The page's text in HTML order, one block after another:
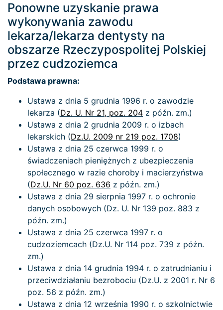
Ponowne uzyskanie prawa
wykonywania zawodu
lekarza/lekarza dentysty na
obszarze Rzeczypospolitej Polskiej
przez cudzoziemca
Podstawa prawna:
Ustawa z dnia 5 grudnia 1996 r. o zawodzie
lekarza (Dz. U. Nr 21, poz. 204 z późn. zm.)
Ustawa z dnia 2 grudnia 2009 r. o izbach
lekarskich (Dz.U. 2009 nr 219 poz. 1708)
Ustawa z dnia 25 czerwca 1999 r. o
świadczeniach pieniężnych z ubezpieczenia
społecznego w razie choroby i macierzyństwa
(Dz.U. Nr 60 poz. 636 z późn. zm.)
Ustawa z dnia 29 sierpnia 1997 r. o ochronie
danych osobowych (Dz. U. Nr 139 poz. 883 z
późn. zm.)
Ustawa z dnia 25 czerwca 1997 r. o
cudzoziemcach (Dz.U. Nr 114 poz. 739 z późn.
zm.)
Ustawa z dnia 14 grudnia 1994 r. o zatrudnianiu i
przeciwdziałaniu bezrobociu (Dz.U. z 2001 r. Nr 6
poz. 56 z późn. zm.)
Ustawa z dnia 12 września 1990 r. o szkolnictwie